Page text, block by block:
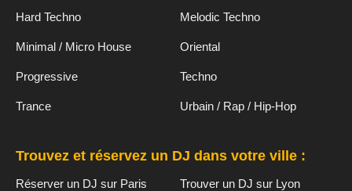
Hard Techno Melodic Techno
Minimal / Micro House Oriental
Progressive Techno
Trance Urbain / Rap / Hip-Hop
Trouvez et réservez un DJ dans votre ville :
Réserver un DJ sur Paris Trouver un DJ sur Lyon